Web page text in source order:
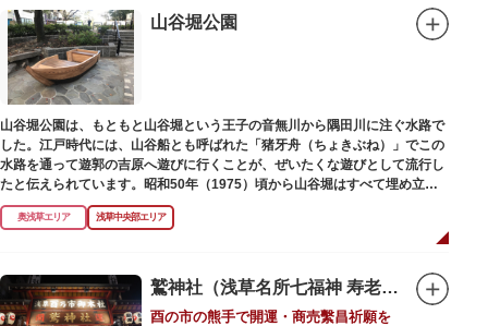
山谷堀公園
山谷堀公園は、もともと山谷堀という王子の音無川から隅田川に注ぐ水路で
した。江戸時代には、山谷船とも呼ばれた「猪牙舟（ちょきぶね）」でこの
水路を通って遊郭の吉原へ遊びに行くことが、ぜいたくな遊びとして流行し
たと伝えられています。昭和50年（1975）頃から山谷堀はすべて埋め立て
られて暗渠となり、細長い公園として生まれ変わりました。山谷堀公園に
は、猪牙舟についての説明板も設置されています。
奥浅草エリア 浅草中央部エリア
鷲神社（浅草名所七福神 寿老人）
酉の市の熊手で開運・商売繫昌祈願を